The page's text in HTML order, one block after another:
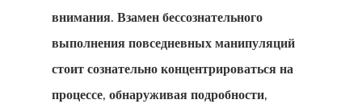
внимания. Взамен бессознательного
выполнения повседневных манипуляций
стоит сознательно концентрироваться на
процессе, обнаруживая подробности,